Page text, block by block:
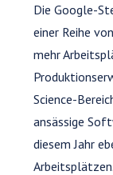
Die Google-
einer Reihe
mehr
Science-
ansässige
diesem Jahr
Arbeitsplätzen.